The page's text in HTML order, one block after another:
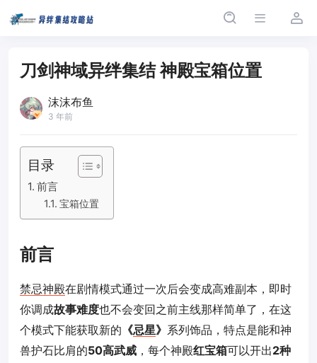
刀剑神域异绊集结 神殿宝箱位置
沫沫布鱼
3 年前
目录
前言
宝箱位置
前言
禁忌神殿在剧情模式通过一次后会变成高难副本，即时
你调成故事难度也不会变回之前主线那样简单了，在这
个模式下能获取新的 《忌星》 系列饰品，特点是能和神
兽护石比肩的50高武威 ，每个神殿红宝箱可以开出2种